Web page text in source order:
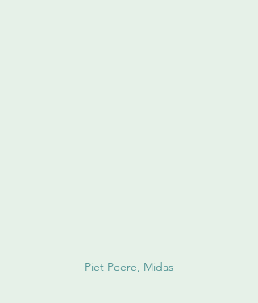
Piet Peere, Midas